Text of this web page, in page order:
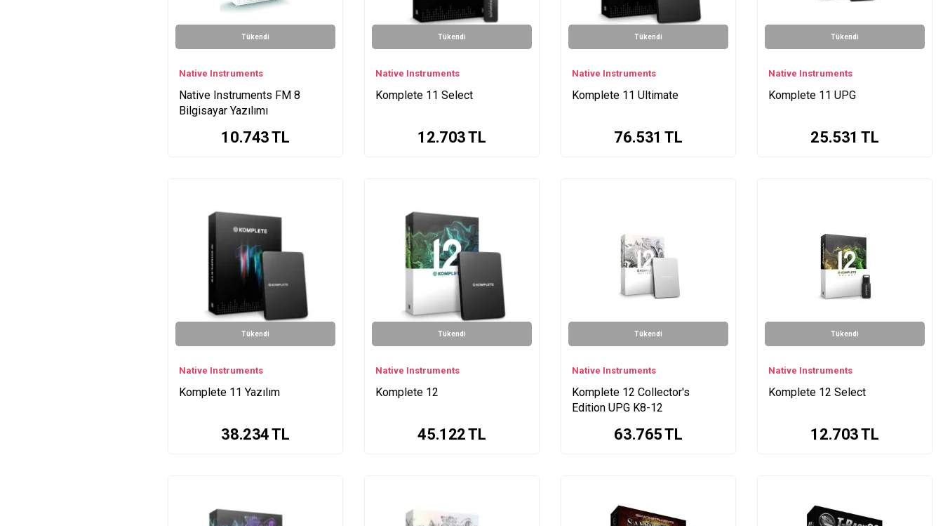
Tükendi
Native Instruments
Native Instruments FM 8
Bilgisayar Yazılımı
10.743TL
Tükendi
Native Instruments
Komplete 11 Select
12.703TL
Tükendi
Native Instruments
Komplete 11 Ultimate
76.531 TL
Tükendi
Native Instruments
Komplete 11 UPG
25.531 TL
Tükendi
Native Instruments
Komplete 11 Yazılım
38.234TL
Tükendi
Native Instruments
Komplete 12
45.122TL
Tükendi
Native Instruments
Komplete 12 Collector's
Edition UPG K8-12
63.765TL
Tükendi
Native Instruments
Komplete 12 Select
12.703TL